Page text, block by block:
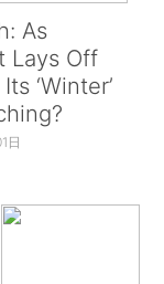
As
Lays Off
‘Winter’
日